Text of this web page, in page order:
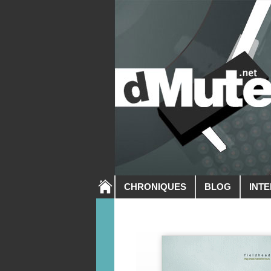
CHRONIQUES BLOG